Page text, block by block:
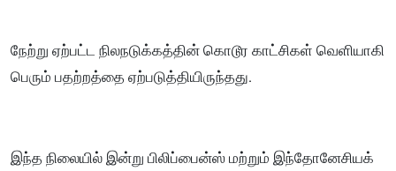
நேற்று ஏற்பட்ட நிலநடுக்கத்தின் கொடூர காட்சிகள் வெளியாகி
பெரும் பதற்றத்தை ஏற்படுத்தியிருந்தது.
இந்த நிலையில் இன்று பிலிப்பைன்ஸ் மற்றும் இந்தோனேசியக்